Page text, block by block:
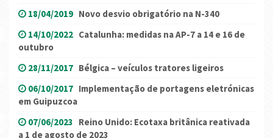
18/04/2019 Novo desvio obrigatório na N-340
14/10/2022 Catalunha: medidas na AP-7 a 14 e 16 de
outubro
28/11/2017 Bélgica – veículos tratores ligeiros
06/10/2017 Implementação de portagens eletrónicas
em Guipuzcoa
07/06/2023 Reino Unido: Ecotaxa britânica reativada
a 1 de agosto de 2023